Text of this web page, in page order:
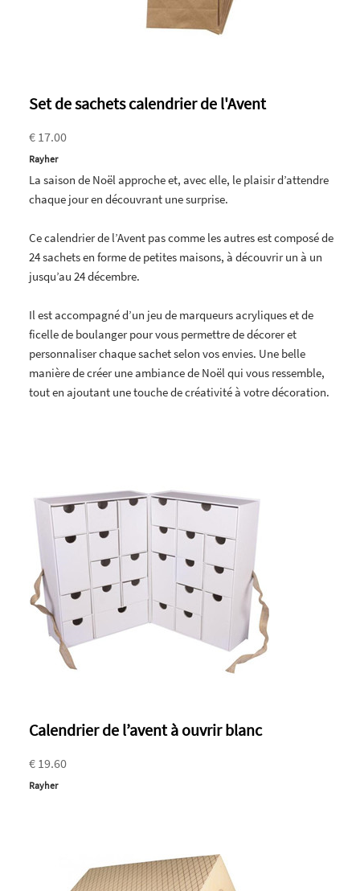
Set de sachets calendrier de l'Avent
€ 17.00
Rayher
La saison de Noël approche et, avec elle, le plaisir d’attendre
chaque jour en découvrant une surprise.
Ce calendrier de l’Avent pas comme les autres est composé de
24 sachets en forme de petites maisons, à découvrir un à un
jusqu’au 24 décembre.
Il est accompagné d’un jeu de marqueurs acryliques et de
ficelle de boulanger pour vous permettre de décorer et
personnaliser chaque sachet selon vos envies. Une belle
manière de créer une ambiance de Noël qui vous ressemble,
tout en ajoutant une touche de créativité à votre décoration.
Calendrier de l’avent à ouvrir blanc
€ 19.60
Rayher